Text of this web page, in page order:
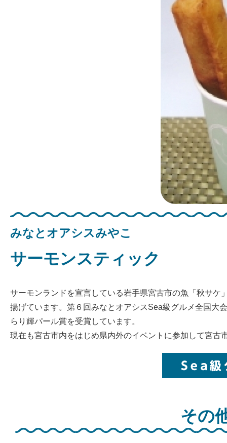
みなとオアシスみやこ
サーモンスティック
サーモンランドを宣言している岩手県宮古市の魚「秋サ
揚げています。第６回みなとオアシスSea級グルメ全国大
らり輝パール賞を受賞しています。
現在も宮古市内をはじめ県内外のイベントに参加して宮古
その